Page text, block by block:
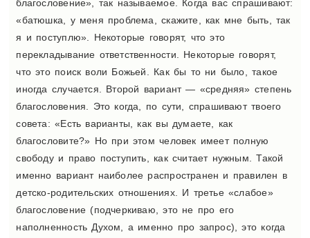
благословение», так называемое. Когда вас спрашивают:
«батюшка, у меня проблема, скажите, как мне быть, так
я и поступлю». Некоторые говорят, что это
перекладывание ответственности. Некоторые говорят,
что это поиск воли Божьей. Как бы то ни было, такое
иногда случается. Второй вариант — «средняя» степень
благословения. Это когда, по сути, спрашивают твоего
совета: «Есть варианты, как вы думаете, как
благословите?» Но при этом человек имеет полную
свободу и право поступить, как считает нужным. Такой
именно вариант наиболее распространен и правилен в
детско-родительских отношениях. И третье «слабое»
благословение (подчеркиваю, это не про его
наполненность Духом, а именно про запрос), это когда